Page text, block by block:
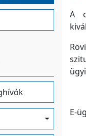
A
E-